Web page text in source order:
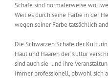
Schafe sind normalerweise
Weil es durch seine Farbe in der
wegen seiner Farbe tatsächlich
Die Schwarzen Schafe der
Haut und Haaren der Kultur
sind auch sie und ihre
Immer professionell, obwohl sich